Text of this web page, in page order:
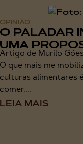
OPINIÃO
O PALADAR
UMA
Artigo de Murilo
O que mais me
culturas alimentares
comer....
LEIA MAIS